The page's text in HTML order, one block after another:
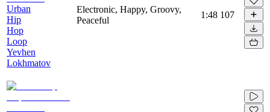
Urban
Hip
Hop
Loop
Yevhen
Lokhmatov
Electronic, Happy, Groovy,
Peaceful
1:48 107